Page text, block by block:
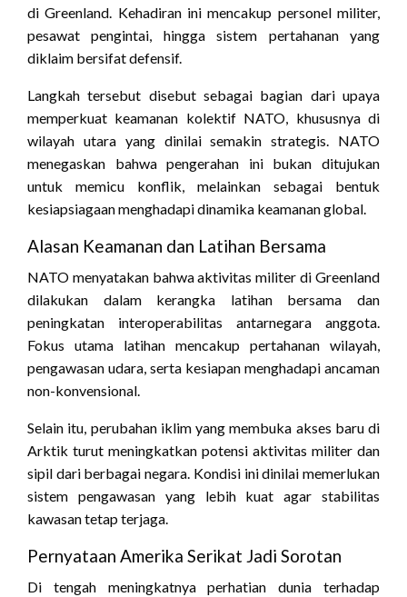
di Greenland. Kehadiran ini mencakup personel militer,
pesawat pengintai, hingga sistem pertahanan yang
diklaim bersifat defensif.
Langkah tersebut disebut sebagai bagian dari upaya
memperkuat keamanan kolektif NATO, khususnya di
wilayah utara yang dinilai semakin strategis. NATO
menegaskan bahwa pengerahan ini bukan ditujukan
untuk memicu konflik, melainkan sebagai bentuk
kesiapsiagaan menghadapi dinamika keamanan global.
Alasan Keamanan dan Latihan Bersama
NATO menyatakan bahwa aktivitas militer di Greenland
dilakukan dalam kerangka latihan bersama dan
peningkatan interoperabilitas antarnegara anggota.
Fokus utama latihan mencakup pertahanan wilayah,
pengawasan udara, serta kesiapan menghadapi ancaman
non-konvensional.
Selain itu, perubahan iklim yang membuka akses baru di
Arktik turut meningkatkan potensi aktivitas militer dan
sipil dari berbagai negara. Kondisi ini dinilai memerlukan
sistem pengawasan yang lebih kuat agar stabilitas
kawasan tetap terjaga.
Pernyataan Amerika Serikat Jadi Sorotan
Di tengah meningkatnya perhatian dunia terhadap